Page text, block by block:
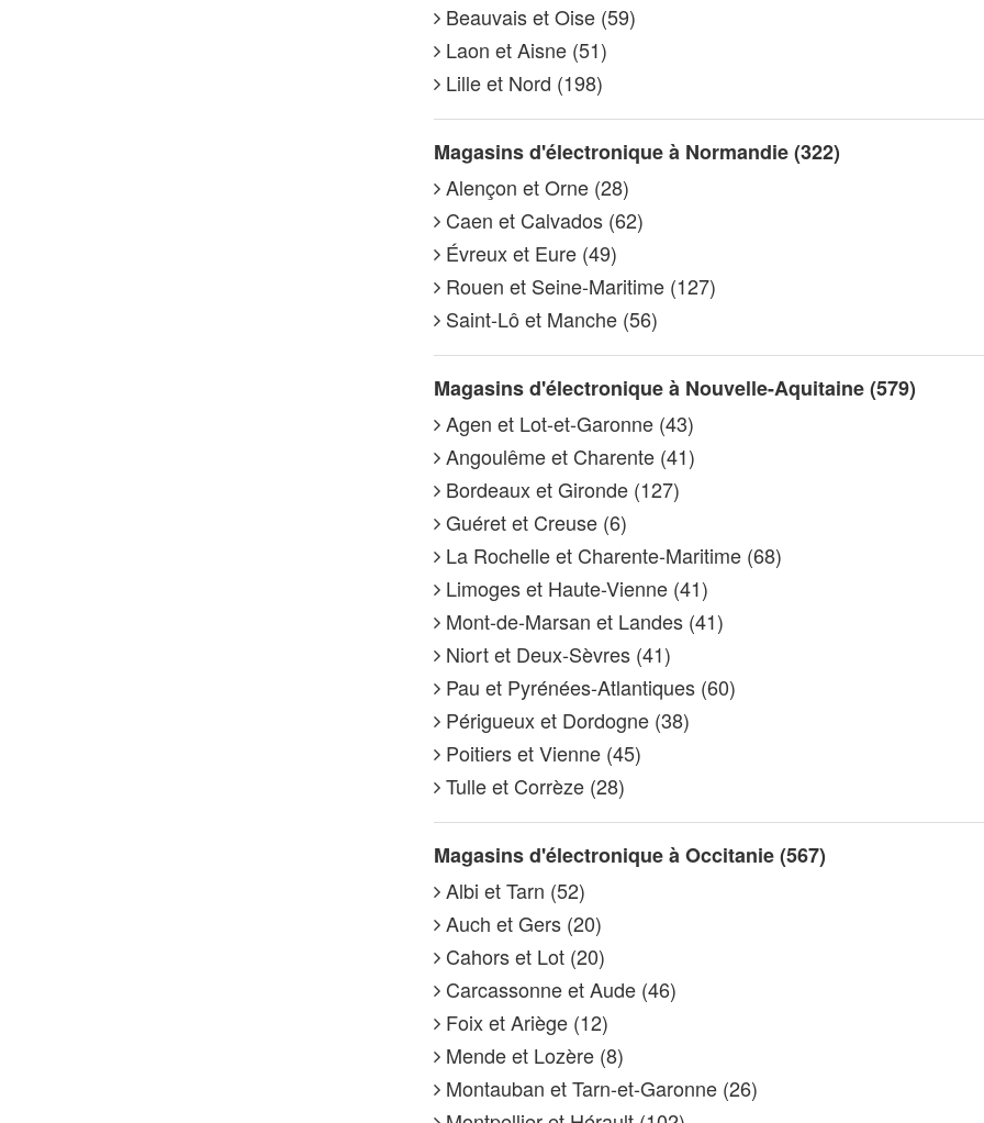
Beauvais et Oise (59)
Laon et Aisne (51)
Lille et Nord (198)
Magasins d'électronique à Normandie (322)
Alençon et Orne (28)
Caen et Calvados (62)
Évreux et Eure (49)
Rouen et Seine-Maritime (127)
Saint-Lô et Manche (56)
Magasins d'électronique à Nouvelle-Aquitaine (579)
Agen et Lot-et-Garonne (43)
Angoulême et Charente (41)
Bordeaux et Gironde (127)
Guéret et Creuse (6)
La Rochelle et Charente-Maritime (68)
Limoges et Haute-Vienne (41)
Mont-de-Marsan et Landes (41)
Niort et Deux-Sèvres (41)
Pau et Pyrénées-Atlantiques (60)
Périgueux et Dordogne (38)
Poitiers et Vienne (45)
Tulle et Corrèze (28)
Magasins d'électronique à Occitanie (567)
Albi et Tarn (52)
Auch et Gers (20)
Cahors et Lot (20)
Carcassonne et Aude (46)
Foix et Ariège (12)
Mende et Lozère (8)
Montauban et Tarn-et-Garonne (26)